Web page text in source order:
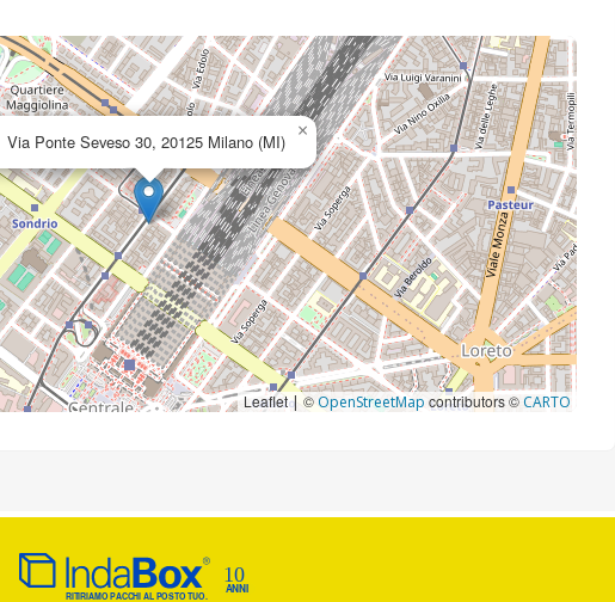
Via Ponte Seveso 30, 20125 Milano (MI) ×
Leaflet| © OpenStreetMap contributors © CARTO